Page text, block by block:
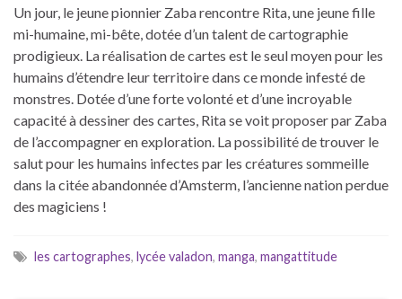
Un jour, le jeune pionnier Zaba rencontre Rita, une jeune fille
mi-humaine, mi-bête, dotée d’un talent de cartographie
prodigieux. La réalisation de cartes est le seul moyen pour les
humains d’étendre leur territoire dans ce monde infesté de
monstres. Dotée d’une forte volonté et d’une incroyable
capacité à dessiner des cartes, Rita se voit proposer par Zaba
de l’accompagner en exploration. La possibilité de trouver le
salut pour les humains infectes par les créatures sommeille
dans la citée abandonnée d’Amsterm, l’ancienne nation perdue
des magiciens !
les cartographes, lycée valadon, manga, mangattitude